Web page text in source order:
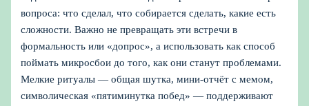
вопроса: что сделал, что собирается сделать, какие есть
сложности. Важно не превращать эти встречи в
формальность или «допрос», а использовать как способ
поймать микросбои до того, как они станут проблемами.
Мелкие ритуалы — общая шутка, мини-отчёт с мемом,
символическая «пятиминутка побед» — поддерживают